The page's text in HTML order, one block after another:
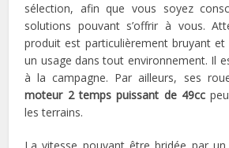
sélection, afin que vous soyez
solutions pouvant s’offrir à vous.
produit est particulièrement bruyant
un usage dans tout environnement. Il
à la campagne. Par ailleurs, ses
moteur 2 temps puissant de 49cc
les terrains.